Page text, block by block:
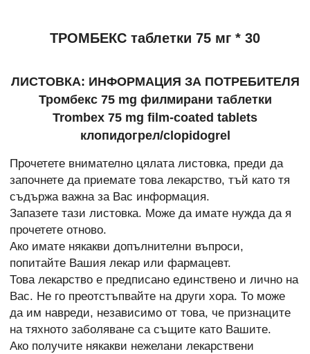
ТРОМБЕКС таблетки 75 мг * 30
ЛИСТОВКА: ИНФОРМАЦИЯ ЗА ПОТРЕБИТЕЛЯ
Тромбекс 75 mg филмирани таблетки
Trombex 75 mg film-coated tablets
клопидогрел/clopidogrel
Прочетете внимателно цялата листовка, преди да
започнете да приемате това лекарство, тъй като тя
съдържа важна за Вас информация.
Запазете тази листовка. Може да имате нужда да я
прочетете отново.
Ако имате някакви допълнителни въпроси,
попитайте Вашия лекар или фармацевт.
Това лекарство е предписано единствено и лично на
Вас. Не го преотстъпвайте на други хора. То може
да им навреди, независимо от това, че признаците
на тяхното заболяване са същите като Вашите.
Ако получите някакви нежелани лекарствени